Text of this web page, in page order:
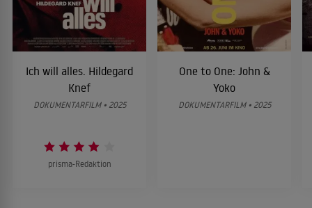
Ich will alles. Hildegard
Knef
DOKUMENTARFILM • 2025
prisma-Redaktion
One to One: John &
Yoko
DOKUMENTARFILM • 2025